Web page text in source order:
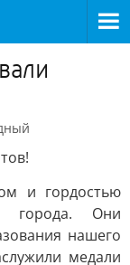
и гордостью
города. Они
нашего
медали